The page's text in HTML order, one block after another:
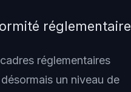
réglementaire
réglementaires
un niveau de